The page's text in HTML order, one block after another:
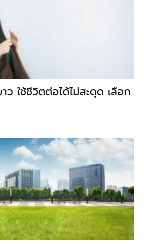
ใช้ชีวิตต่อได้ไม่สะดุด เลือก